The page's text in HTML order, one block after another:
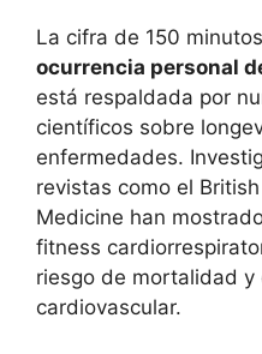
La cifra de 150
ocurrencia personal
está respaldada por
científicos sobre
enfermedades.
revistas como el
Medicine han
fitness
riesgo de mortalidad y
cardiovascular.